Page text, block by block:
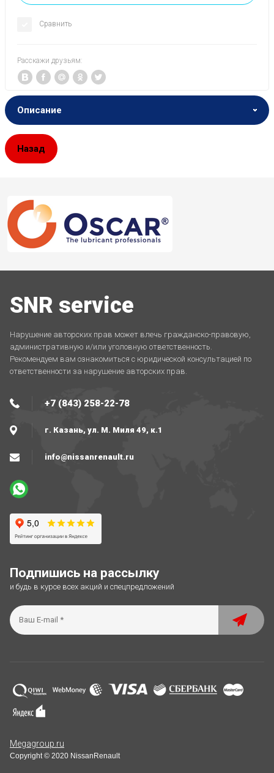
Сравнить
Расскажи друзьям:
Описание
Назад
SNR service
Нарушение авторских прав может влечь гражданско-правовую,
административную и/или уголовную ответственность.
Рекомендуем вам ознакомиться с юридической консультацией по
ответственности за нарушение авторских прав.
+7 (843) 258-22-78
г. Казань, ул. М. Миля 49, к.1
info@nissanrenault.ru
Подпишись на рассылку
и будь в курсе всех акций и спецпредложений
Megagroup.ru
Copyright © 2020 NissanRenault